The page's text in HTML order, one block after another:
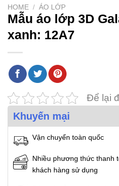
HOME / ÁO LỚP
Mẫu áo lớp 3D
xanh: 12A7
Để lại
Khuyến mại
Vận chuyển toàn quốc
Nhiều phương thức thanh
khách hàng sử dụng